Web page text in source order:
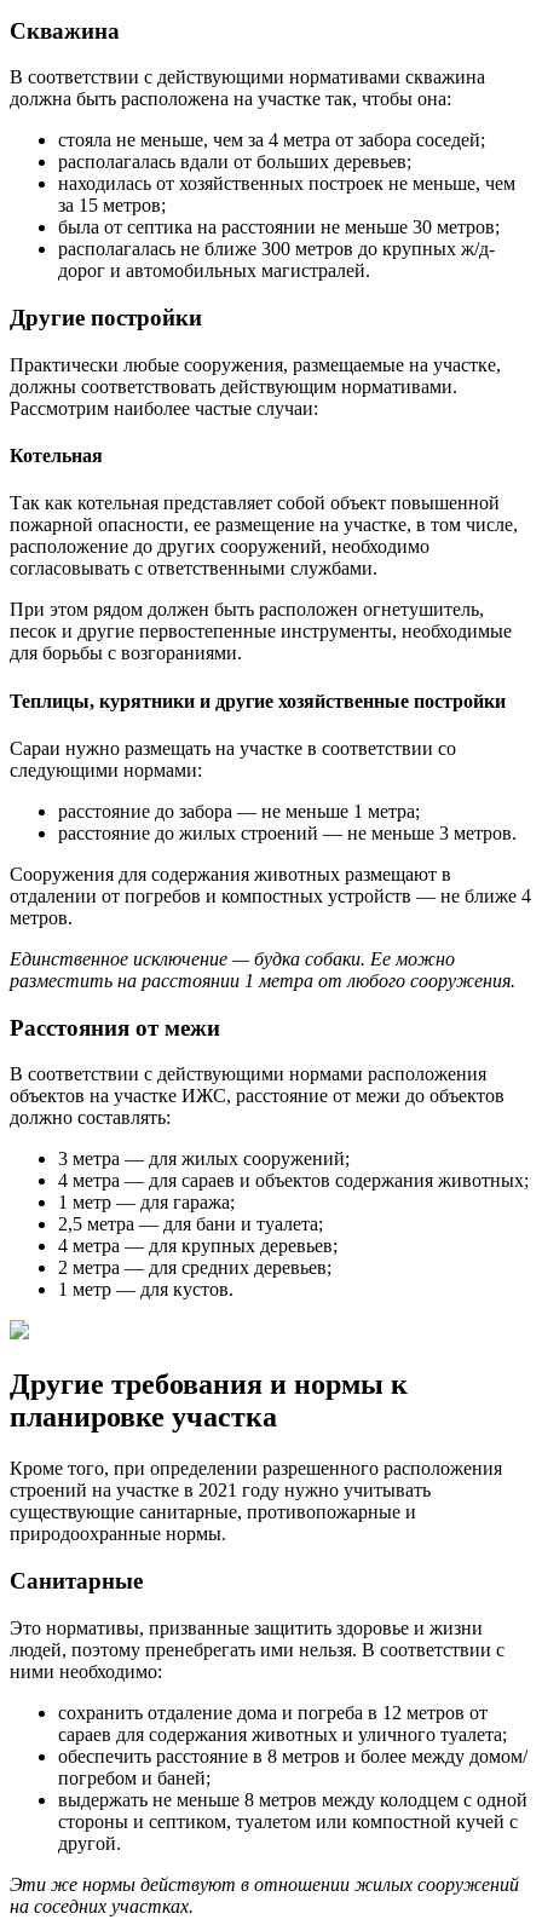
Скважина
В соответствии с действующими нормативами скважина
должна быть расположена на участке так, чтобы она:
стояла не меньше, чем за 4 метра от забора соседей;
располагалась вдали от больших деревьев;
находилась от хозяйственных построек не меньше, чем
за 15 метров;
была от септика на расстоянии не меньше 30 метров;
располагалась не ближе 300 метров до крупных ж/д-
дорог и автомобильных магистралей.
Другие постройки
Практически любые сооружения, размещаемые на участке,
должны соответствовать действующим нормативами.
Рассмотрим наиболее частые случаи:
Котельная
Так как котельная представляет собой объект повышенной
пожарной опасности, ее размещение на участке, в том числе,
расположение до других сооружений, необходимо
согласовывать с ответственными службами.
При этом рядом должен быть расположен огнетушитель,
песок и другие первостепенные инструменты, необходимые
для борьбы с возгораниями.
Теплицы, курятники и другие хозяйственные постройки
Сараи нужно размещать на участке в соответствии со
следующими нормами:
расстояние до забора — не меньше 1 метра;
расстояние до жилых строений — не меньше 3 метров.
Сооружения для содержания животных размещают в
отдалении от погребов и компостных устройств — не ближе 4
метров.
Единственное исключение — будка собаки. Ее можно
разместить на расстоянии 1 метра от любого сооружения.
Расстояния от межи
В соответствии с действующими нормами расположения
объектов на участке ИЖС, расстояние от межи до объектов
должно составлять:
3 метра — для жилых сооружений;
4 метра — для сараев и объектов содержания животных;
1 метр — для гаража;
2,5 метра — для бани и туалета;
4 метра — для крупных деревьев;
2 метра — для средних деревьев;
1 метр — для кустов.
Другие требования и нормы к
планировке участка
Кроме того, при определении разрешенного расположения
строений на участке в 2021 году нужно учитывать
существующие санитарные, противопожарные и
природоохранные нормы.
Санитарные
Это нормативы, призванные защитить здоровье и жизни
людей, поэтому пренебрегать ими нельзя. В соответствии с
ними необходимо:
сохранить отдаление дома и погреба в 12 метров от
сараев для содержания животных и уличного туалета;
обеспечить расстояние в 8 метров и более между домом/
погребом и баней;
выдержать не меньше 8 метров между колодцем с одной
стороны и септиком, туалетом или компостной кучей с
другой.
Эти же нормы действуют в отношении жилых сооружений
на соседних участках.